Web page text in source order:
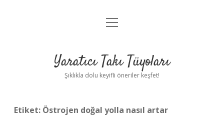
Anasayfa
Yasal Uyarı
menüyü
Yaratıcı Takı Tüyoları
Şıklıkla dolu keyifli öneriler keşfet!
Etiket: Östrojen doğal yolla nasıl artar